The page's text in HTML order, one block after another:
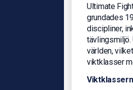
Ultimate
grundades
discipliner,
världen,
viktklasser